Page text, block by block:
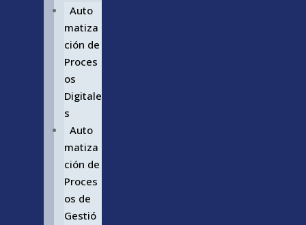
Auto
matiza
ción de
Proces
os
Digitale
s
Auto
matiza
ción de
Proces
os de
Gestió